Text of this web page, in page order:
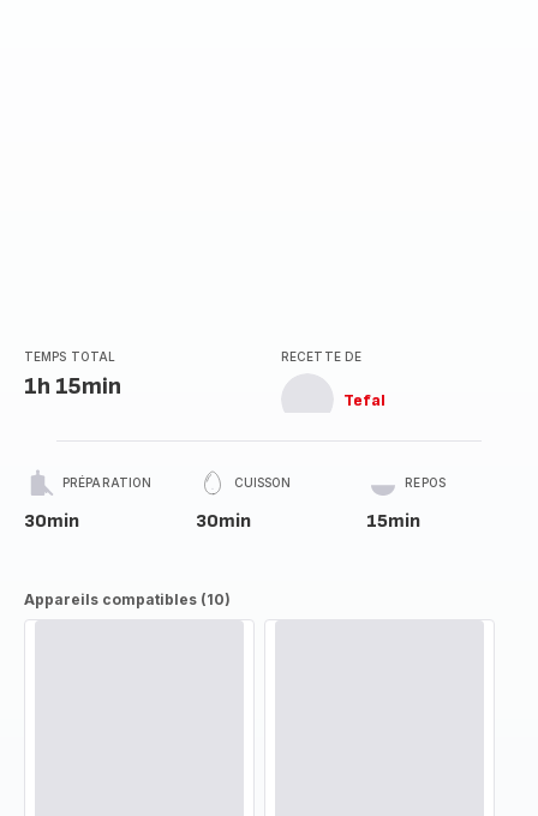
TEMPS TOTAL
1h 15min
RECETTE DE
Tefal
PRÉPARATION
30min
CUISSON
30min
REPOS
15min
Appareils compatibles (10)